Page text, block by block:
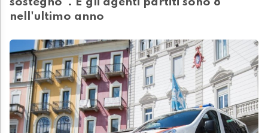
sostegno". E gli agenti partiti sono 8
nell'ultimo anno